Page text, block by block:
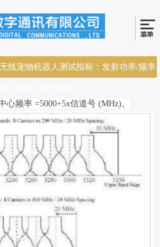
线宠物机器人测试指标：发射功率/频率
灵敏度/吞吐量等
心频率 =5000+5x信道号 (MHz)。